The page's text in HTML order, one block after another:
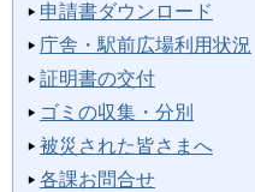
申請書ダウンロード
庁舎・駅前広場利用状況
証明書の交付
ゴミの収集・分別
被災された皆さまへ
各課お問合せ